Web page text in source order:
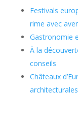
Festivals
rime avec
Gastronomie
À la
conseils
Châteaux
architecturales